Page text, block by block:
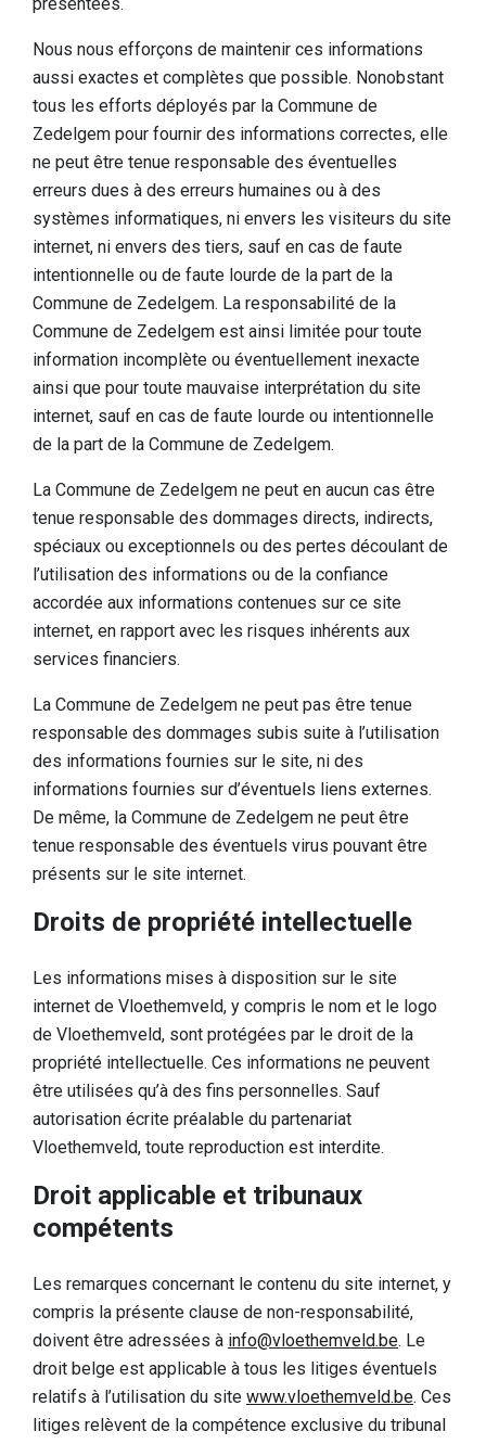
Livre Joyau caché
Informations pratiques
Portes de réception
Aire de jeux
Chiens
Nourriture et boissons
Dormir
Lieux d'intérêt dans la région
Accessibilité
Qui sommes-nous
Notre région
Recherche scientifique
Nous nous efforçons de maintenir ces informations
aussi exactes et complètes que possible. Nonobstant
tous les efforts déployés par la Commune de
Zedelgem pour fournir des informations correctes, elle
ne peut être tenue responsable des éventuelles
erreurs dues à des erreurs humaines ou à des
systèmes informatiques, ni envers les visiteurs du site
internet, ni envers des tiers, sauf en cas de faute
intentionnelle ou de faute lourde de la part de la
Commune de Zedelgem. La responsabilité de la
Commune de Zedelgem est ainsi limitée pour toute
information incomplète ou éventuellement inexacte
ainsi que pour toute mauvaise interprétation du site
internet, sauf en cas de faute lourde ou intentionnelle
de la part de la Commune de Zedelgem.
La Commune de Zedelgem ne peut en aucun cas être
tenue responsable des dommages directs, indirects,
spéciaux ou exceptionnels ou des pertes découlant de
l’utilisation des informations ou de la confiance
accordée aux informations contenues sur ce site
internet, en rapport avec les risques inhérents aux
services financiers.
La Commune de Zedelgem ne peut pas être tenue
responsable des dommages subis suite à l’utilisation
des informations fournies sur le site, ni des
informations fournies sur d’éventuels liens externes.
De même, la Commune de Zedelgem ne peut être
tenue responsable des éventuels virus pouvant être
présents sur le site internet.
Droits de propriété intellectuelle
Les informations mises à disposition sur le site
internet de Vloethemveld, y compris le nom et le logo
de Vloethemveld, sont protégées par le droit de la
propriété intellectuelle. Ces informations ne peuvent
être utilisées qu’à des fins personnelles. Sauf
autorisation écrite préalable du partenariat
Vloethemveld, toute reproduction est interdite.
Droit applicable et tribunaux
compétents
Les remarques concernant le contenu du site internet, y
compris la présente clause de non-responsabilité,
doivent être adressées à info@vloethemveld.be. Le
droit belge est applicable à tous les litiges éventuels
relatifs à l’utilisation du site www.vloethemveld.be. Ces
litiges relèvent de la compétence exclusive du tribunal